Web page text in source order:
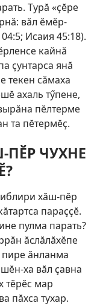
Турӑ «ҫӗре
вӑл ӗмӗр-
Исаия 45:18).
кайнӑ
ҫунтарса янӑ
текен сӑмаха
ахаль тӳпене,
пӗлтерме
та пӗтермӗҫ.
ЧУХНЕ
хӑш-пӗр
параҫҫӗ.
пулма парать?
ӑслӑлӑхӗпе
пире ӑнланма
ха вӑл ҫавна
тӗрӗс мар
пӑхса тухар.